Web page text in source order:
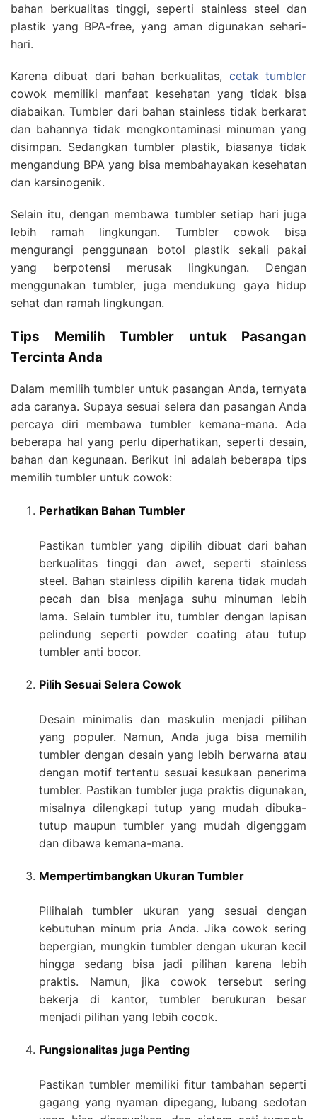
bahan berkualitas tinggi, seperti stainless steel dan
plastik yang BPA-free, yang aman digunakan sehari-
hari.
Karena dibuat dari bahan berkualitas, cetak tumbler
cowok memiliki manfaat kesehatan yang tidak bisa
diabaikan. Tumbler dari bahan stainless tidak berkarat
dan bahannya tidak mengkontaminasi minuman yang
disimpan. Sedangkan tumbler plastik, biasanya tidak
mengandung BPA yang bisa membahayakan kesehatan
dan karsinogenik.
Selain itu, dengan membawa tumbler setiap hari juga
lebih ramah lingkungan. Tumbler cowok bisa
mengurangi penggunaan botol plastik sekali pakai
yang berpotensi merusak lingkungan. Dengan
menggunakan tumbler, juga mendukung gaya hidup
sehat dan ramah lingkungan.
Tips Memilih Tumbler untuk Pasangan
Tercinta Anda
Dalam memilih tumbler untuk pasangan Anda, ternyata
ada caranya. Supaya sesuai selera dan pasangan Anda
percaya diri membawa tumbler kemana-mana. Ada
beberapa hal yang perlu diperhatikan, seperti desain,
bahan dan kegunaan. Berikut ini adalah beberapa tips
memilih tumbler untuk cowok:
Perhatikan Bahan Tumbler
Pastikan tumbler yang dipilih dibuat dari bahan
berkualitas tinggi dan awet, seperti stainless
steel. Bahan stainless dipilih karena tidak mudah
pecah dan bisa menjaga suhu minuman lebih
lama. Selain tumbler itu, tumbler dengan lapisan
pelindung seperti powder coating atau tutup
tumbler anti bocor.
Pilih Sesuai Selera Cowok
Desain minimalis dan maskulin menjadi pilihan
yang populer. Namun, Anda juga bisa memilih
tumbler dengan desain yang lebih berwarna atau
dengan motif tertentu sesuai kesukaan penerima
tumbler. Pastikan tumbler juga praktis digunakan,
misalnya dilengkapi tutup yang mudah dibuka-
tutup maupun tumbler yang mudah digenggam
dan dibawa kemana-mana.
Mempertimbangkan Ukuran Tumbler
Pilihalah tumbler ukuran yang sesuai dengan
kebutuhan minum pria Anda. Jika cowok sering
bepergian, mungkin tumbler dengan ukuran kecil
hingga sedang bisa jadi pilihan karena lebih
praktis. Namun, jika cowok tersebut sering
bekerja di kantor, tumbler berukuran besar
menjadi pilihan yang lebih cocok.
Fungsionalitas juga Penting
Pastikan tumbler memiliki fitur tambahan seperti
gagang yang nyaman dipegang, lubang sedotan